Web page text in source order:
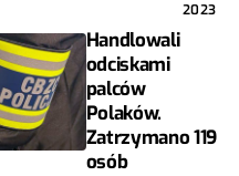
2023
Handlowali
odciskami
palców
Polaków.
Zatrzymano 119
osób